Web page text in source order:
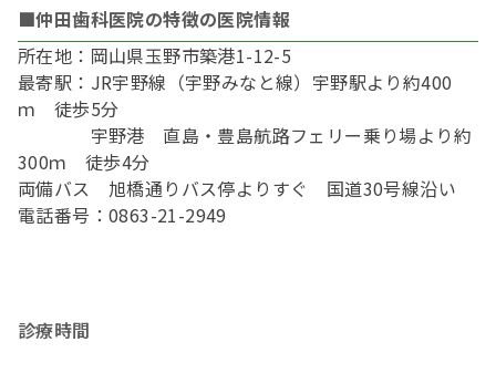
■仲田歯科医院の特徴の医院情報
所在地：岡山県玉野市築港1-12-5
最寄駅：JR宇野線（宇野みなと線）宇野駅より約400
ｍ 徒歩5分
宇野港 直島・豊島航路フェリー乗り場より約
300ｍ 徒歩4分
両備バス 旭橋通りバス停よりすぐ 国道30号線沿い
電話番号：0863-21-2949
診療時間